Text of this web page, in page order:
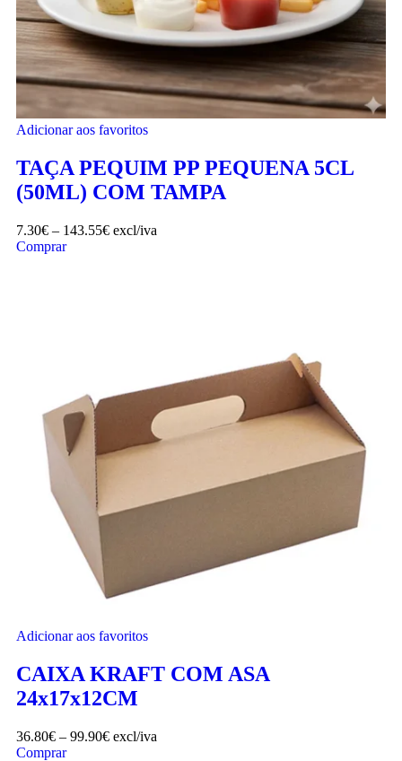
Adicionar aos favoritos
TAÇA PEQUIM PP PEQUENA 5CL
(50ML) COM TAMPA
7.30€ – 143.55€ excl/iva
Comprar
Adicionar aos favoritos
CAIXA KRAFT COM ASA
24x17x12CM
36.80€ – 99.90€ excl/iva
Comprar